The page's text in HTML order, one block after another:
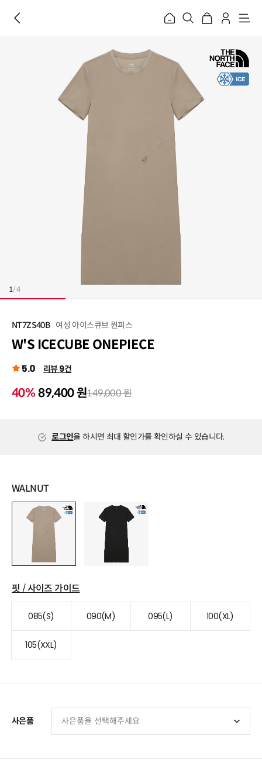
홈
메
1/4
NT7ZS40B 여성 아이스큐브 원피스
W'S ICECUBE ONEPIECE
5.0 리뷰 9건
40% 89,400 원149,000 원
로그인을 하시면 최대 할인가를 확인하실 수 있습니다.
WALNUT
핏 / 사이즈 가이드
085(S) 090(M) 095(L) 100(XL)
105(XXL)
사은품